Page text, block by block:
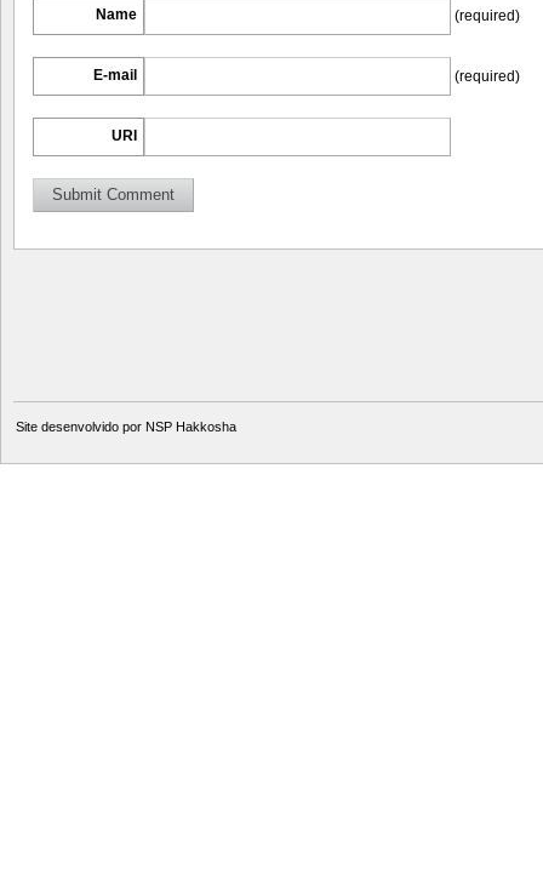
Name (required)
E-mail (required)
URI
Site desenvolvido por NSP Hakkosha